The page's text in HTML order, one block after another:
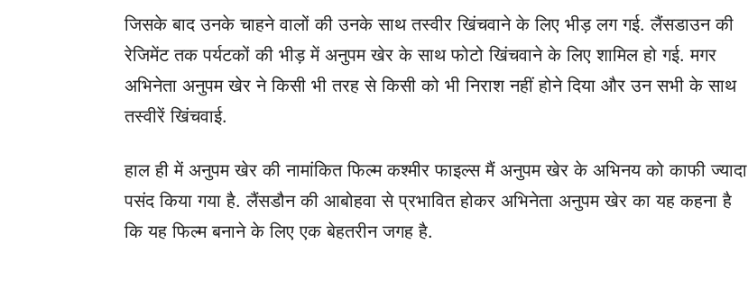
जिसके बाद उनके चाहने वालों की उनके साथ तस्वीर खिंचवाने के लिए भीड़ लग गई. लैंसडाउन की
रेजिमेंट तक पर्यटकों की भीड़ में अनुपम खेर के साथ फोटो खिंचवाने के लिए शामिल हो गई. मगर
अभिनेता अनुपम खेर ने किसी भी तरह से किसी को भी निराश नहीं होने दिया और उन सभी के साथ
तस्वीरें खिंचवाई.
हाल ही में अनुपम खेर की नामांकित फिल्म कश्मीर फाइल्स मैं अनुपम खेर के अभिनय को काफी ज्यादा
पसंद किया गया है. लैंसडौन की आबोहवा से प्रभावित होकर अभिनेता अनुपम खेर का यह कहना है
कि यह फिल्म बनाने के लिए एक बेहतरीन जगह है.